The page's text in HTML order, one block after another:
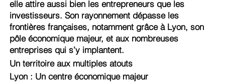
elle attire aussi bien les entrepreneurs que les
investisseurs. Son rayonnement dépasse les
frontières françaises, notamment grâce à Lyon, son
pôle économique majeur, et aux nombreuses
entreprises qui s’y implantent.
Un territoire aux multiples atouts
Lyon : Un centre économique majeur